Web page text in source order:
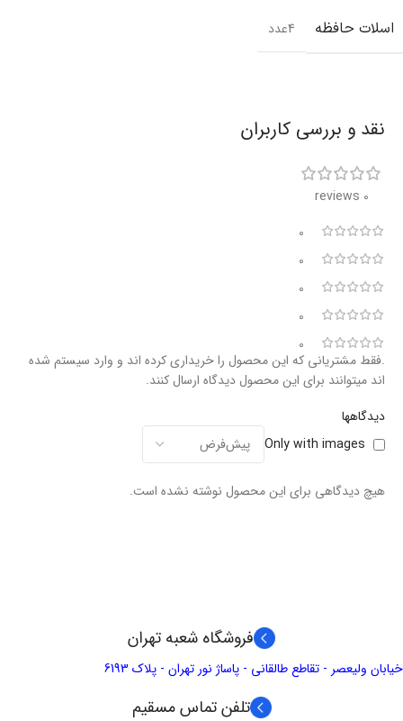
اسلات حافظه 4عدد
نقد و بررسی کاربران
0 reviews
0
0
0
0
0
دیدگاهها
Only with images
هیچ دیدگاهی برای این محصول نوشته نشده است.
.فقط مشتریانی که این محصول را خریداری کرده اند و وارد سیستم شده
اند میتوانند برای این محصول دیدگاه ارسال کنند.
فروشگاه شعبه تهران
خیابان ولیعصر - تقاطع طالقانی - پاساژ نور تهران - پلاک 6193
تلفن تماس مسقیم